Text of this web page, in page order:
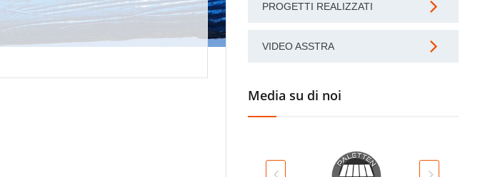
PROGETTI REALIZZATI
VIDEO ASSTRA
Media su di noi